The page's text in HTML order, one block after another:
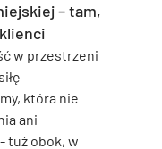
– tam,
w przestrzeni
która nie
ani
tuż obok, w